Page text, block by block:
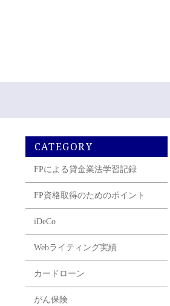
CATEGORY
FPによる貸金業法学習記録
FP資格取得のためのポイント
iDeCo
Webライティング実績
カードローン
がん保険